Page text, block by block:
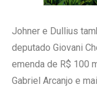
Johner e Dullius
deputado Giovani
emenda de R$ 100
Gabriel Arcanjo e